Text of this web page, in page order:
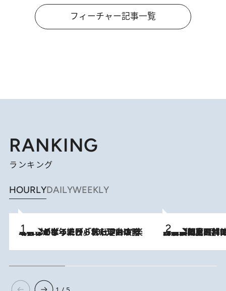
フィーチャー記事一覧
RANKING
ランキング
HOURLYDAILYWEEKLY
2026.8.3
【自作のダイエットノートは攻略本】ダイエットが「苦しいもの」ではなくなった日。50代フードライターが半年続けられた理由は“楽しむこと” 2026.8.8
「最後に見られてよかった」上野動物園の東園パンダ舎が解体前に特別公開。8月16日まで延長されたパネル展と共に辿る“半世紀”のパンダ飼育《解体工事の図面あり》